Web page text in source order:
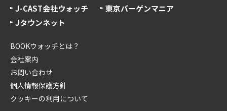
J-CAST会社ウォッチ
東京バーゲンマニア
Jタウンネット
BOOKウォッチとは？
会社案内
お問い合わせ
個人情報保護方針
クッキーの利用について